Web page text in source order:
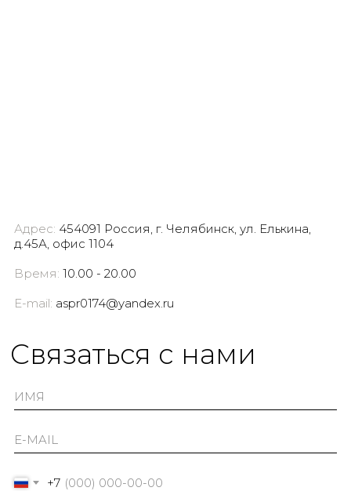
Адрес: 454091 Россия, г. Челябинск, ул. Елькина,
д.45А, офис 1104
Время: 10.00 - 20.00
E-mail: aspr0174@yandex.ru
Cвязаться с нами
+7